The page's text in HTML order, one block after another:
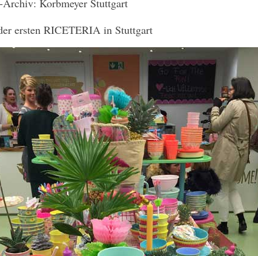
Archiv: Korbmeyer Stuttgart
ersten RICETERIA in Stuttgart